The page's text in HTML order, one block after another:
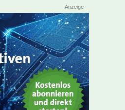
Anzeige